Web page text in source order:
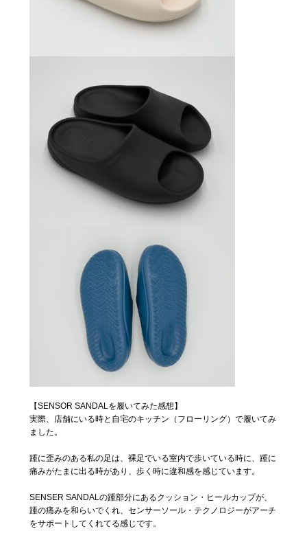
【SENSOR SANDALを履いてみた感想】
実際、店舗にいる時と自宅のキッチン（フローリング）で履いてみ
ました。
踵に歪みのある私の足は、裸足でいる室内で歩いている時に、踵に
痛みがたまに出る時があり、歩く時に違和感を感じています。
SENSER SANDALの踵部分にあるクッション・ヒールカップが、
踵の痛みを和らいでくれ、センサーソール・テクノロジーがアーチ
をサポートしてくれてる感じです。